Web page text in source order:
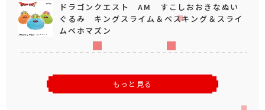
ドラゴンクエスト AM すこしおおきなぬい
ぐるみ キングスライム＆ベスキング＆スライ
ムベホマズン
もっと見る